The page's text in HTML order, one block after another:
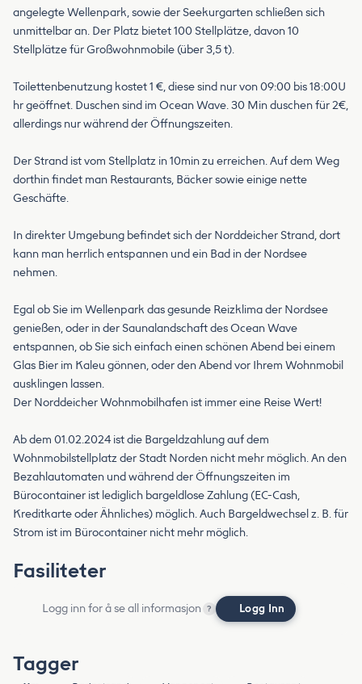
angelegte Wellenpark, sowie der Seekurgarten schließen sich
unmittelbar an. Der Platz bietet 100 Stellplätze, davon 10
Stellplätze für Großwohnmobile (über 3,5 t).
Toilettenbenutzung kostet 1 €, diese sind nur von 09:00 bis 18:00U
hr geöffnet. Duschen sind im Ocean Wave. 30 Min duschen für 2€,
allerdings nur während der Öffnungszeiten.
Der Strand ist vom Stellplatz in 10min zu erreichen. Auf dem Weg
dorthin findet man Restaurants, Bäcker sowie einige nette
Geschäfte.
In direkter Umgebung befindet sich der Norddeicher Strand, dort
kann man herrlich entspannen und ein Bad in der Nordsee
nehmen.
Egal ob Sie im Wellenpark das gesunde Reizklima der Nordsee
genießen, oder in der Saunalandschaft des Ocean Wave
entspannen, ob Sie sich einfach einen schönen Abend bei einem
Glas Bier im Kaleu gönnen, oder den Abend vor Ihrem Wohnmobil
ausklingen lassen.
Der Norddeicher Wohnmobilhafen ist immer eine Reise Wert!
Ab dem 01.02.2024 ist die Bargeldzahlung auf dem
Wohnmobilstellplatz der Stadt Norden nicht mehr möglich. An den
Bezahlautomaten und während der Öffnungszeiten im
Bürocontainer ist lediglich bargeldlose Zahlung (EC-Cash,
Kreditkarte oder Ähnliches) möglich. Auch Bargeldwechsel z. B. für
Strom ist im Bürocontainer nicht mehr möglich.
Fasiliteter
Logg inn for å se all informasjon ? Logg Inn
Tagger